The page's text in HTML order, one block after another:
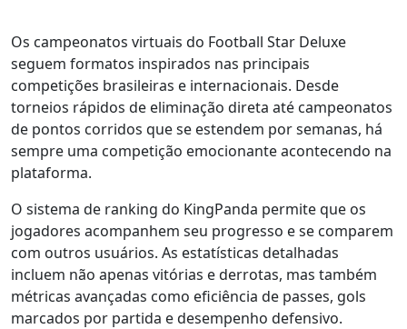
Os campeonatos virtuais do Football Star Deluxe
seguem formatos inspirados nas principais
competições brasileiras e internacionais. Desde
torneios rápidos de eliminação direta até campeonatos
de pontos corridos que se estendem por semanas, há
sempre uma competição emocionante acontecendo na
plataforma.
O sistema de ranking do KingPanda permite que os
jogadores acompanhem seu progresso e se comparem
com outros usuários. As estatísticas detalhadas
incluem não apenas vitórias e derrotas, mas também
métricas avançadas como eficiência de passes, gols
marcados por partida e desempenho defensivo.